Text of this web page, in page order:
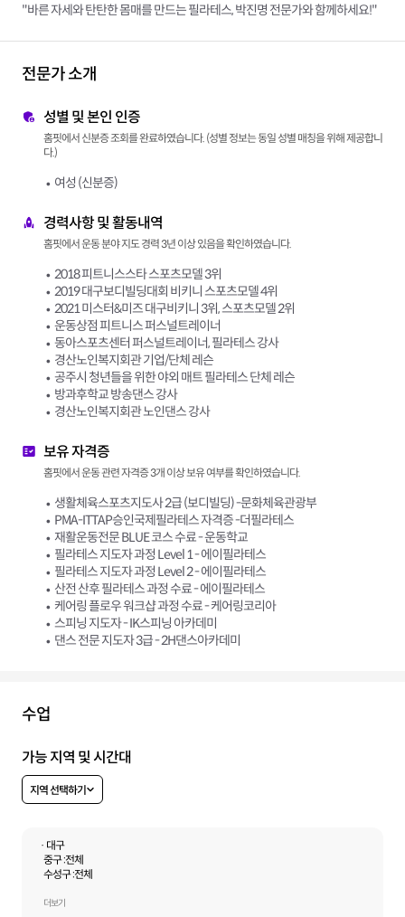
"바른 자세와 탄탄한 몸매를 만드는 필라테스, 박진명 전문가와 함께하세요!"
전문가 소개
성별 및 본인 인증
홈핏에서 신분증 조회를 완료하였습니다. (성별 정보는 동일 성별 매칭을 위해 제공합니
다.)
여성 (신분증)
경력사항 및 활동내역
홈핏에서 운동 분야 지도 경력 3년 이상 있음을 확인하였습니다.
2018 피트니스스타 스포츠모델 3위
2019 대구보디빌딩대회 비키니 스포츠모델 4위
2021 미스터&미즈 대구비키니 3위, 스포츠모델 2위
운동상점 피트니스 퍼스널트레이너
동아스포츠센터 퍼스널트레이너, 필라테스 강사
경산노인복지회관 기업/단체 레슨
공주시 청년들을 위한 야외 매트 필라테스 단체 레슨
방과후학교 방송댄스 강사
경산노인복지회관 노인댄스 강사
보유 자격증
홈핏에서 운동 관련 자격증 3개 이상 보유 여부를 확인하였습니다.
생활체육스포츠지도사 2급 (보디빌딩) -문화체육관광부
PMA-ITTAP승인국제필라테스 자격증 -더필라테스
재활운동전문 BLUE 코스 수료 - 운동학교
필라테스 지도자 과정 Level 1 - 에이필라테스
필라테스 지도자 과정 Level 2 - 에이필라테스
산전 산후 필라테스 과정 수료 - 에이필라테스
케어링 플로우 워크샵 과정 수료 - 케어링코리아
스피닝 지도자 - IK스피닝 아카데미
댄스 전문 지도자 3급 - 2H댄스아카데미
수업
가능 지역 및 시간대
지역 선택하기
· 대구
중구 :전체
수성구 :전체
더보기